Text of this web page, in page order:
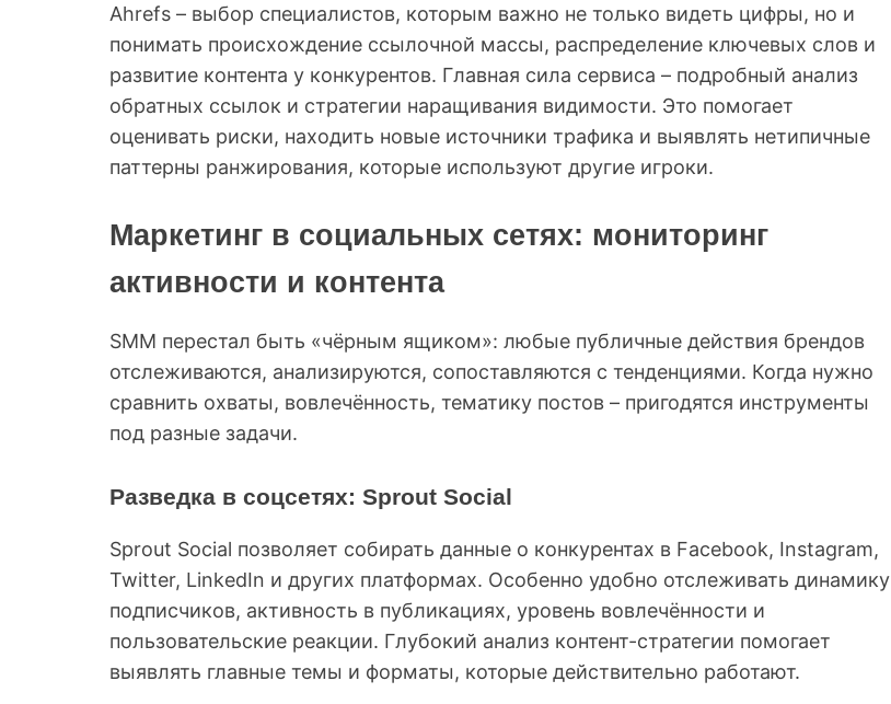
Ahrefs – выбор специалистов, которым важно не только видеть цифры, но и
понимать происхождение ссылочной массы, распределение ключевых слов и
развитие контента у конкурентов. Главная сила сервиса – подробный анализ
обратных ссылок и стратегии наращивания видимости. Это помогает
оценивать риски, находить новые источники трафика и выявлять нетипичные
паттерны ранжирования, которые используют другие игроки.
Маркетинг в социальных сетях: мониторинг
активности и контента
SMM перестал быть «чёрным ящиком»: любые публичные действия брендов
отслеживаются, анализируются, сопоставляются с тенденциями. Когда нужно
сравнить охваты, вовлечённость, тематику постов – пригодятся инструменты
под разные задачи.
Разведка в соцсетях: Sprout Social
Sprout Social позволяет собирать данные о конкурентах в Facebook, Instagram,
Twitter, LinkedIn и других платформах. Особенно удобно отслеживать динамику
подписчиков, активность в публикациях, уровень вовлечённости и
пользовательские реакции. Глубокий анализ контент-стратегии помогает
выявлять главные темы и форматы, которые действительно работают.